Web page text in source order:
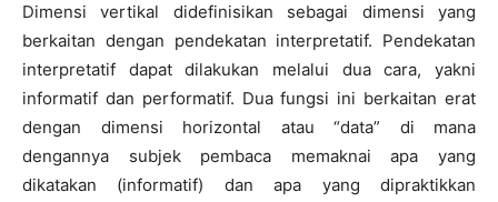
Dimensi vertikal didefinisikan sebagai dimensi yang
berkaitan dengan pendekatan interpretatif. Pendekatan
interpretatif dapat dilakukan melalui dua cara, yakni
informatif dan performatif. Dua fungsi ini berkaitan erat
dengan dimensi horizontal atau “data” di mana
dengannya subjek pembaca memaknai apa yang
dikatakan (informatif) dan apa yang dipraktikkan